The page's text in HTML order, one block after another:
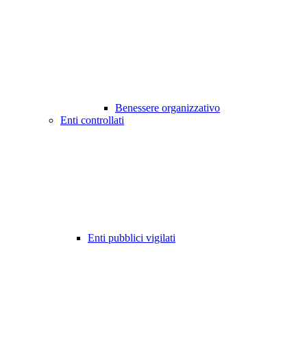
Benessere organizzativo
Enti controllati
Enti pubblici vigilati